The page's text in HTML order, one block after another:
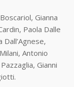
Gianna
Paola Dalle
Antonio
Gianni